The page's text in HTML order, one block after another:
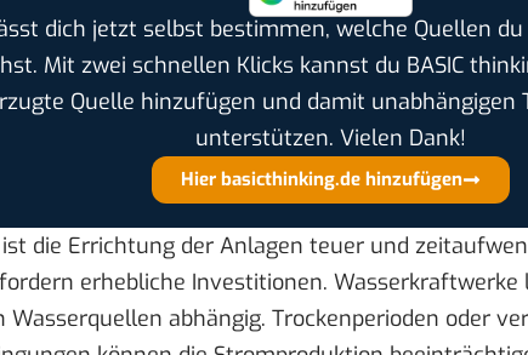
dich jetzt selbst bestimmen, welche Quellen
Mit zwei schnellen Klicks kannst du BASIC
Quelle hinzufügen und damit unabhängigen
unterstützen. Vielen Dank!
Hier basicthinking.de hinzufügen
die Errichtung der Anlagen teuer und
erhebliche Investitionen.
Wasserquellen abhängig. Trockenperioden oder